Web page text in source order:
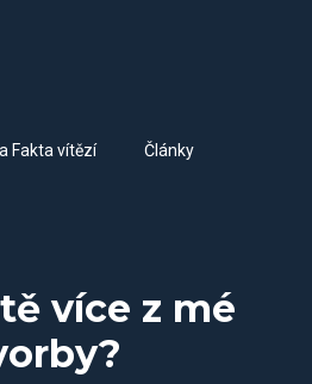
Fakta vítězí Články
více z mé